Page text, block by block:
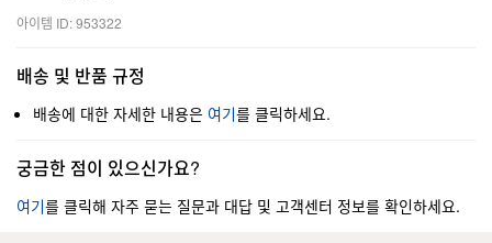
아이템 ID: 953322
배송 및 반품 규정
배송에 대한 자세한 내용은 여기를 클릭하세요.
궁금한 점이 있으신가요?
여기를 클릭해 자주 묻는 질문과 대답 및 고객센터 정보를 확인하세요.